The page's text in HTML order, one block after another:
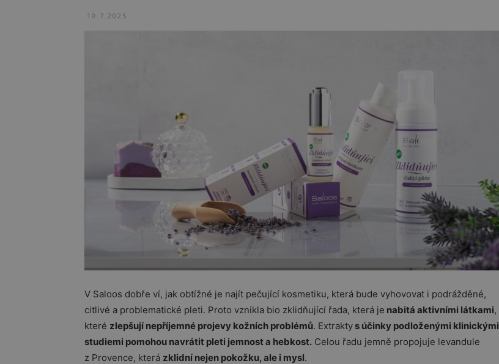
10.7.2025
V Saloos dobře ví, jak obtížné je najít pečující kosmetiku, která bude vyhovovat i podrážděné,
citlivé a problematické pleti. Proto vznikla bio zklidňující řada, která je nabitá aktivními látkami,
které zlepšují nepříjemné projevy kožních problémů. Extrakty s účinky podloženými klinickými
studiemi pomohou navrátit pleti jemnost a hebkost. Celou řadu jemně propojuje levandule
z Provence, která zklidní nejen pokožku, ale i mysl.